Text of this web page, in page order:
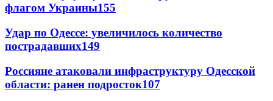
флагом Украины155
Удар по Одессе: увеличилось количество
пострадавших149
Россияне атаковали инфраструктуру Одесской
области: ранен подросток107